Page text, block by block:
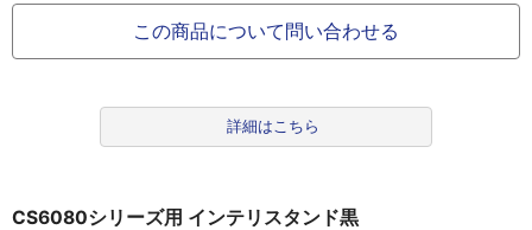
この商品について問い合わせる
詳細はこちら
CS6080シリーズ用 インテリスタンド黒